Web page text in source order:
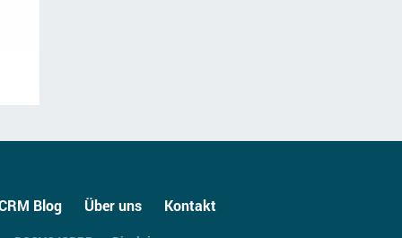
Blog Über uns Kontakt